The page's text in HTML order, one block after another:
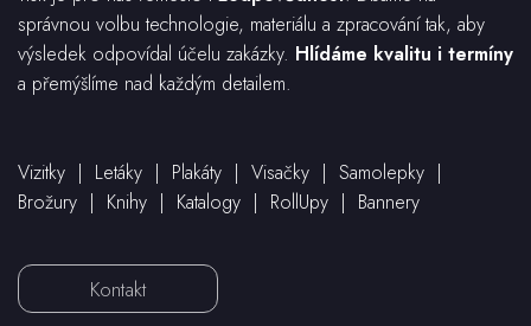
správnou volbu technologie, materiálu a zpracování tak, aby
výsledek odpovídal účelu zakázky. Hlídáme kvalitu i termíny
a přemýšlíme nad každým detailem.
Vizitky | Letáky | Plakáty | Visačky | Samolepky |
Brožury | Knihy | Katalogy | RollUpy | Bannery
Kontakt